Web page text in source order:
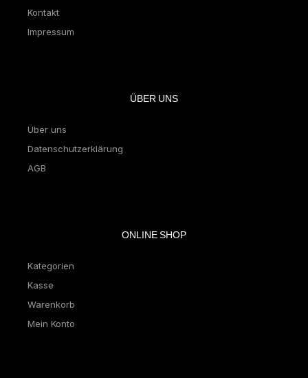
Kontakt
Impressum
ÜBER UNS
Über uns
Datenschutzerklärung
AGB
ONLINE SHOP
Kategorien
Kasse
Warenkorb
Mein Konto